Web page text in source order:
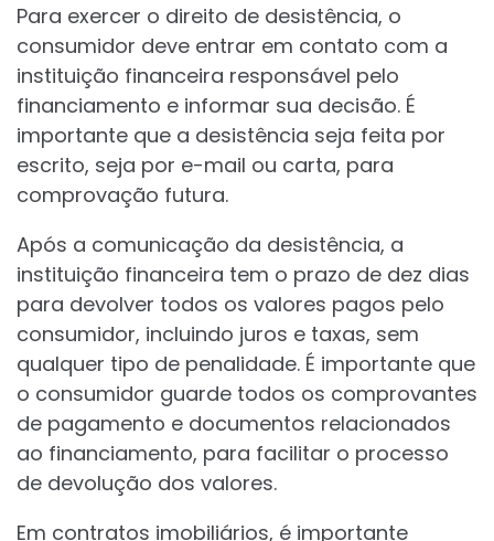
Para exercer o direito de desistência, o
consumidor deve entrar em contato com a
instituição financeira responsável pelo
financiamento e informar sua decisão. É
importante que a desistência seja feita por
escrito, seja por e-mail ou carta, para
comprovação futura.
Após a comunicação da desistência, a
instituição financeira tem o prazo de dez dias
para devolver todos os valores pagos pelo
consumidor, incluindo juros e taxas, sem
qualquer tipo de penalidade. É importante que
o consumidor guarde todos os comprovantes
de pagamento e documentos relacionados
ao financiamento, para facilitar o processo
de devolução dos valores.
Em contratos imobiliários, é importante